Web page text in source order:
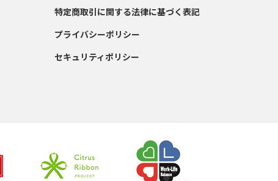
特定商取引に関する法律に基づく表記
プライバシーポリシー
セキュリティポリシー